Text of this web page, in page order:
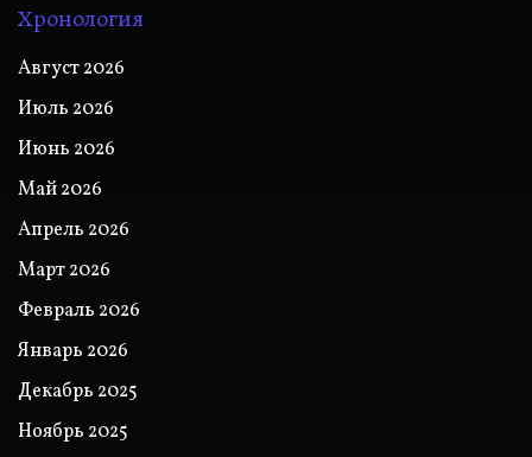
Хронология
Август 2026
Июль 2026
Июнь 2026
Май 2026
Апрель 2026
Март 2026
Февраль 2026
Январь 2026
Декабрь 2025
Ноябрь 2025